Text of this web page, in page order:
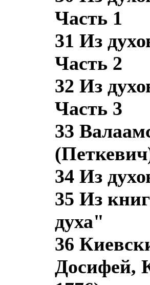
Часть 1
31 Из
Часть 2
32 Из
Часть 3
33
34 Из
35 Из
духа"
36
Досифей,